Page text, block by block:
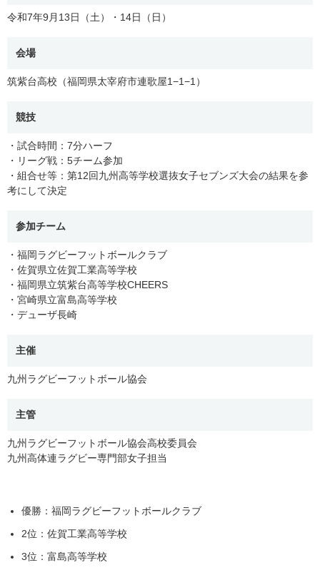
令和7年9月13日（土）・14日（日）
会場
筑紫台高校（福岡県太宰府市連歌屋1−1−1）
競技
・試合時間：7分ハーフ
・リーグ戦：5チーム参加
・組合せ等：第12回九州高等学校選抜女子セブンズ大会の結果を参
考にして決定
参加チーム
・福岡ラグビーフットボールクラブ
・佐賀県立佐賀工業高等学校
・福岡県立筑紫台高等学校CHEERS
・宮崎県立富島高等学校
・デューザ長崎
主催
九州ラグビーフットボール協会
主管
九州ラグビーフットボール協会高校委員会
九州高体連ラグビー専門部女子担当
優勝：福岡ラグビーフットボールクラブ
2位：佐賀工業高等学校
3位：富島高等学校